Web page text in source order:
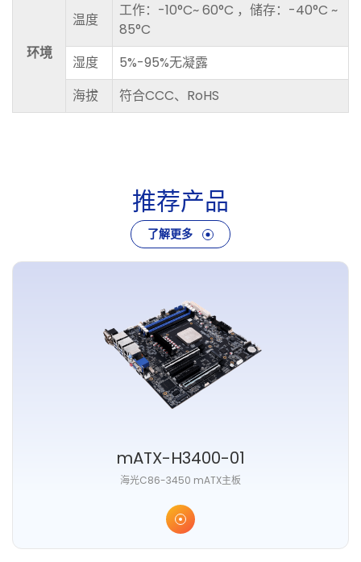
环境
温度
工作：-10°C~ 60°C ，储存：-40°C ~
85°C
湿度
5%-95%无凝露
海拔
符合CCC、RoHS
推荐产品
了解更多
mATX-H3400-01
海光C86-3450 mATX主板